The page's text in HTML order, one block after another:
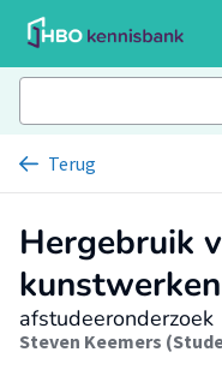
Terug
Hergebruik
kunstwerken
afstudeeronderzoek
Steven Keemers